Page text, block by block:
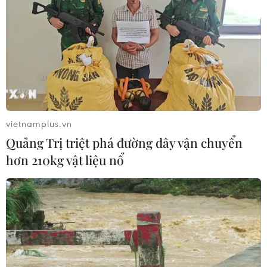
07/08/2026 12:17
Tầm nhìn bán dẫn của Malaysia: Đi
từ thế mạnh sẵn có lên nấc thang giá
trị cao
Đồng Nai cần chuyển dịch thu hút
đầu tư sang tổ chức chuỗi giá trị
07/08/2026 11:18
Có 50 cơ sở kiểm nghiệm được GACC
chấp nhận phục vụ xuất khẩu mít,
vietnamplus.vn
Quảng Trị triệt phá đường dây vận chuyển
hơn 210kg vật liệu nổ